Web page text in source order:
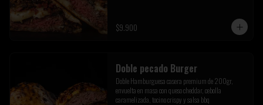
$9.900
Doble pecado Burger
Doble Hamburguesa casera premium de 200gr,
envuelta en masa con queso cheddar, cebolla
caramelizada, tocino crispy y salsa bbq